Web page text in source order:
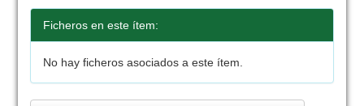
Ficheros en este ítem:
No hay ficheros asociados a este ítem.